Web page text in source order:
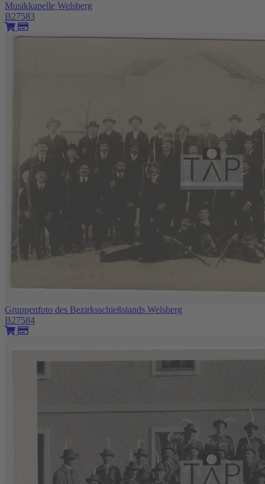
Musikkapelle Welsberg
B27583
Gruppenfoto des Bezirksschießstands Welsberg
B27584